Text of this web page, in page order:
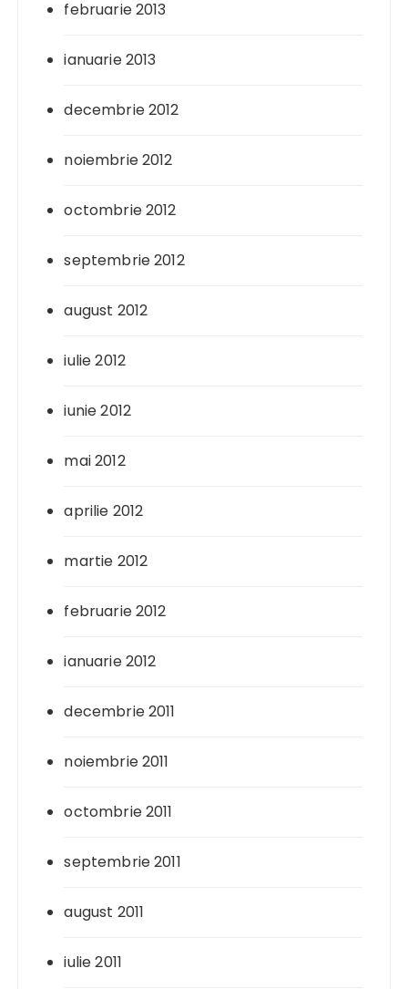
februarie 2013
ianuarie 2013
decembrie 2012
noiembrie 2012
octombrie 2012
septembrie 2012
august 2012
iulie 2012
iunie 2012
mai 2012
aprilie 2012
martie 2012
februarie 2012
ianuarie 2012
decembrie 2011
noiembrie 2011
octombrie 2011
septembrie 2011
august 2011
iulie 2011